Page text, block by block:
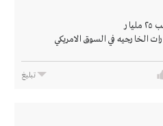
الخارجيه في السوق الامريكي
تبليغ